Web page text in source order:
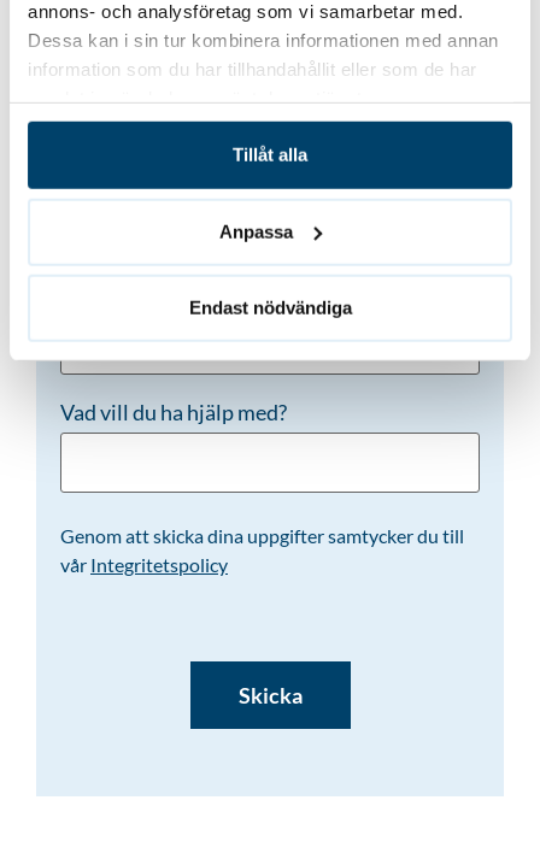
annons- och analysföretag som vi samarbetar med.
Dessa kan i sin tur kombinera informationen med annan
information som du har tillhandahållit eller som de har
Tillåt alla
Anpassa
Endast nödvändiga
Namn (Obligatoriskt)
(Obligatoriskt)
Vad vill du ha hjälp med?
Genom att skicka dina uppgifter samtycker du till
vår Integritetspolicy